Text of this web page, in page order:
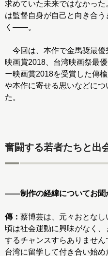
求めていた未来ではなかっ
は監督自身が自己と向き合
く――。
今回は、本作で金馬奨最優
映画賞2018、台湾映画祭最
ー映画賞2018を受賞した傳
や本作に寄せる思いなどにつ
た。
奮闘する若者たちと出
――制作の経緯についてお聞
傳： 蔡博芸は、元々おとなし
頃は社会運動に興味がなく
するチャンスすらありません
台湾に留学して付き合い始